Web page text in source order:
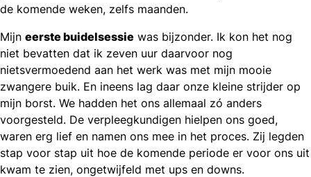
de komende weken, zelfs maanden.
Mijn eerste buidelsessie was bijzonder. Ik kon het nog
niet bevatten dat ik zeven uur daarvoor nog
nietsvermoedend aan het werk was met mijn mooie
zwangere buik. En ineens lag daar onze kleine strijder op
mijn borst. We hadden het ons allemaal zó anders
voorgesteld. De verpleegkundigen hielpen ons goed,
waren erg lief en namen ons mee in het proces. Zij legden
stap voor stap uit hoe de komende periode er voor ons uit
kwam te zien, ongetwijfeld met ups en downs.